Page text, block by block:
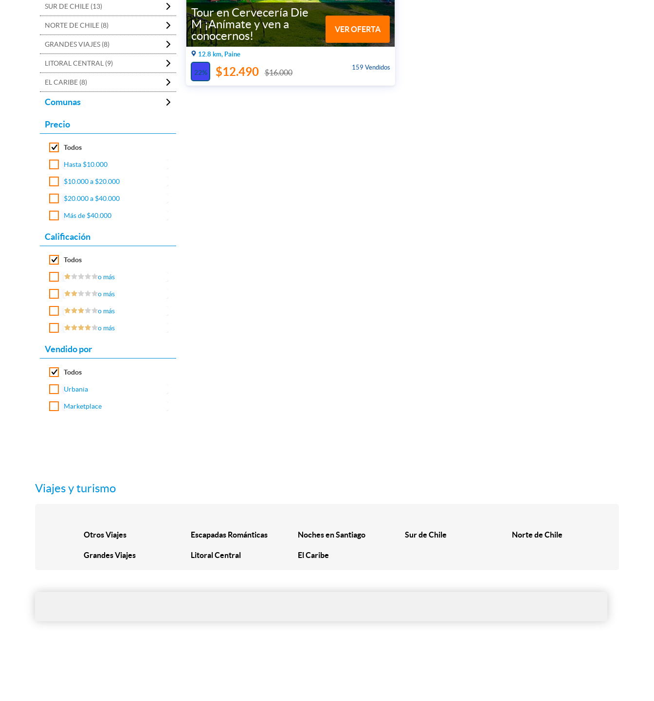
SUR DE CHILE (13)
NORTE DE CHILE (8)
GRANDES VIAJES (8)
LITORAL CENTRAL (9)
EL CARIBE (8)
Comunas
Precio
Todos
Hasta $10.000
$10.000 a $20.000
$20.000 a $40.000
Más de $40.000
Calificación
Todos
o más
o más
o más
o más
Vendido por
Todos
Urbania
Marketplace
Tour en Cervecería Die
M ¡Anímate y ven a
conocernos!
VER OFERTA
12.8 km, Paine
22%
159 Vendidos
$12.490 $16.000
Viajes y turismo
Otros Viajes Escapadas Románticas Noches en Santiago Sur de Chile Norte de Chile
Grandes Viajes Litoral Central El Caribe